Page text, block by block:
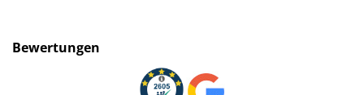
Bewertungen